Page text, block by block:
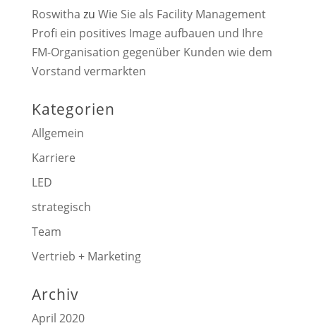
Roswitha zu Wie Sie als Facility Management
Profi ein positives Image aufbauen und Ihre
FM-Organisation gegenüber Kunden wie dem
Vorstand vermarkten
Kategorien
Allgemein
Karriere
LED
strategisch
Team
Vertrieb + Marketing
Archiv
April 2020